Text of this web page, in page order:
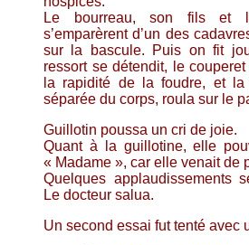
Le bourreau, son fils et
s’emparèrent d’un des
sur la bascule. Puis on fit
ressort se détendit, le
la rapidité de la foudre, et la
séparée du corps, roula sur le
Guillotin poussa un cri de joie.
Quant à la guillotine, elle
« Madame », car elle venait de
Quelques applaudissements
Le docteur salua.
Un second essai fut tenté avec